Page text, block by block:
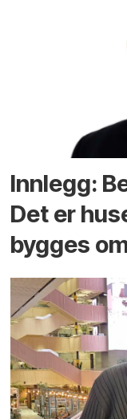
Innlegg:
Det er
bygges